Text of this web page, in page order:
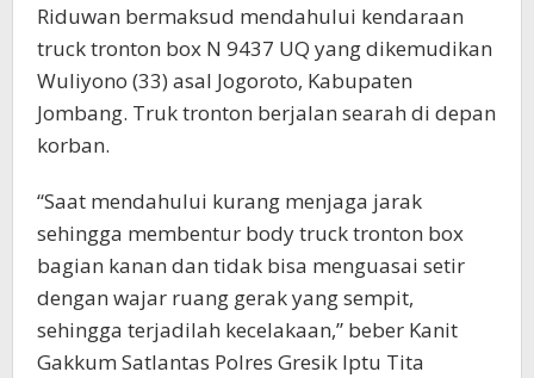
Riduwan bermaksud mendahului kendaraan
truck tronton box N 9437 UQ yang dikemudikan
Wuliyono (33) asal Jogoroto, Kabupaten
Jombang. Truk tronton berjalan searah di depan
korban.
“Saat mendahului kurang menjaga jarak
sehingga membentur body truck tronton box
bagian kanan dan tidak bisa menguasai setir
dengan wajar ruang gerak yang sempit,
sehingga terjadilah kecelakaan,” beber Kanit
Gakkum Satlantas Polres Gresik Iptu Tita